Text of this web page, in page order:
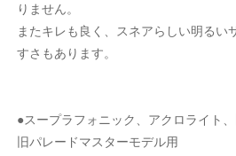
りません。
またキレも良く、スネアらしい明るい
すさもあります。
●スープラフォニック、アクロライト
旧パレードマスターモデル用